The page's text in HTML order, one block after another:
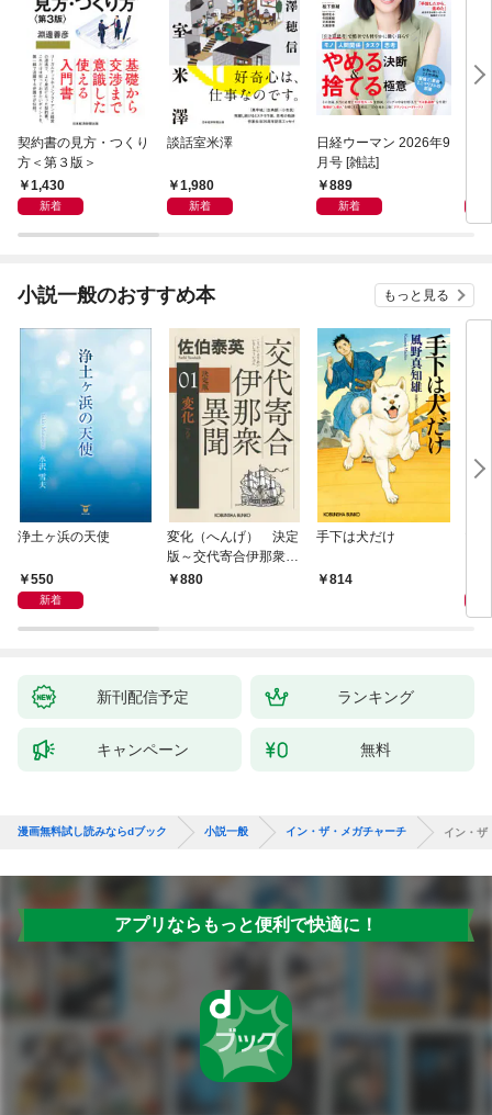
契約書の見方・つくり
方＜第３版＞
1,430
新着
談話室米澤
1,980
新着
日経ウーマン 2026年9
月号 [雑誌]
889
新着
小説一般のおすすめ本 もっと見る
浄土ヶ浜の天使
550
新着
変化（へんげ） 決定
版～交代寄合伊那衆異
聞（1）～
880
手下は犬だけ
814
新刊配信予定 ランキング
キャンペーン 無料
漫画無料試し読みならdブック 小説一般 イン・ザ・メガチャーチ イン・ザ
アプリならもっと便利で快適に！